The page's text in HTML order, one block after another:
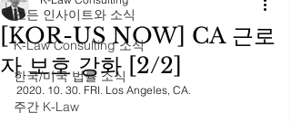
모든 인사이트와 소식
K-Law Consulting 소식
한국/미국 법률 소식
주간 K-Law
[KOR-US NOW] CA 근로
자 보호 강화 [2/2]
2020. 10. 30. FRI. Los Angeles, CA.